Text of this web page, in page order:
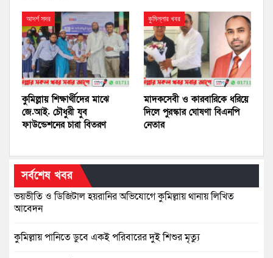
আদর্শ সদর
কুমিল্লায় শিক্ষার্থীদের মাঝে
জে.আই. চৌধুরী যুব
ফাউন্ডেশনের চারা বিতরণ
কুমিল্লার খবর
মাদকসেবী ও কারবারিকে ধরিয়ে
দিলে পুরস্কার ঘোষণা বিএনপি
নেতার
সর্বশেষ খবর
ভয়ভীতি ও ডিজিটাল হয়রানির অভিযোগে কুমিল্লায় থানায় লিখিত
আবেদন
কুমিল্লায় পানিতে ডুবে একই পরিবারের দুই শিশুর মৃত্যু